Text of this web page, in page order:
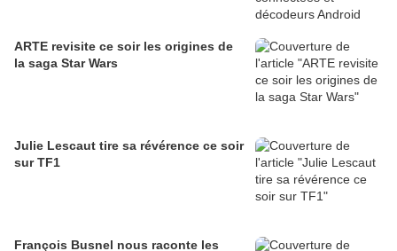
ARTE revisite ce soir les origines de
la saga Star Wars
Julie Lescaut tire sa révérence ce soir
sur TF1
François Busnel nous raconte les